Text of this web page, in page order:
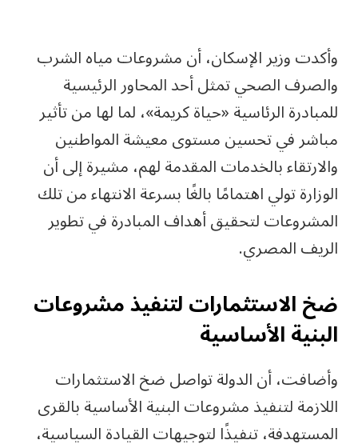
وأكدت وزير الإسكان، أن مشروعات مياه الشرب
والصرف الصحي تمثل أحد المحاور الرئيسية
للمبادرة الرئاسية «حياة كريمة»، لما لها من تأثير
مباشر في تحسين مستوى معيشة المواطنين
والارتقاء بالخدمات المقدمة لهم، مشيرة إلى أن
الوزارة تولي اهتمامًا بالغًا بسرعة الانتهاء من تلك
المشروعات لتحقيق أهداف المبادرة في تطوير
الريف المصري.
ضخ الاستثمارات لتنفيذ مشروعات
البنية الأساسية
وأضافت، أن الدولة تواصل ضخ الاستثمارات
اللازمة لتنفيذ مشروعات البنية الأساسية بالقرى
المستهدفة، تنفيذًا لتوجيهات القيادة السياسية،